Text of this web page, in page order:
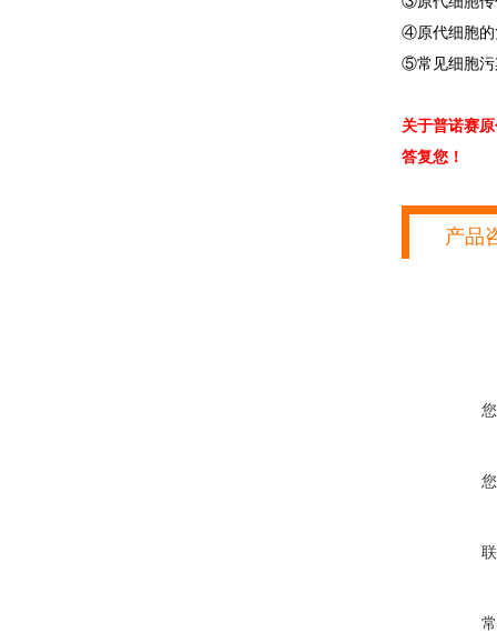
④原代细胞的
⑤常见细胞污
关于普诺赛
答复您！
产品